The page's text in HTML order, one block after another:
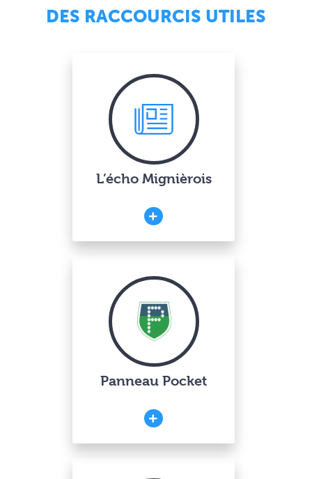
DES RACCOURCIS UTILES
L’écho Mignièrois
Panneau Pocket